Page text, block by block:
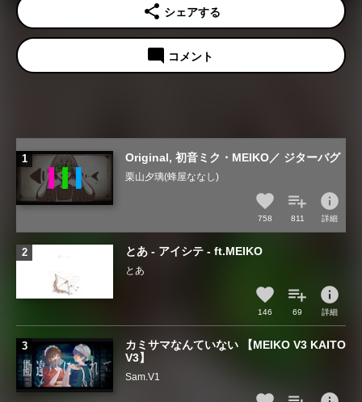
share シェアする
mode_comment コメント
Original, 初音ミク・MEIKO／ ジターバグ
栗山夕璃(蜂屋ななし)
758 811
info
詳細
とあ - アイシテ - ft.MEIKO
とあ
146 69
info
詳細
カミサマなんていない 【MEIKO V3 KAITO
V3】
Sam.V1